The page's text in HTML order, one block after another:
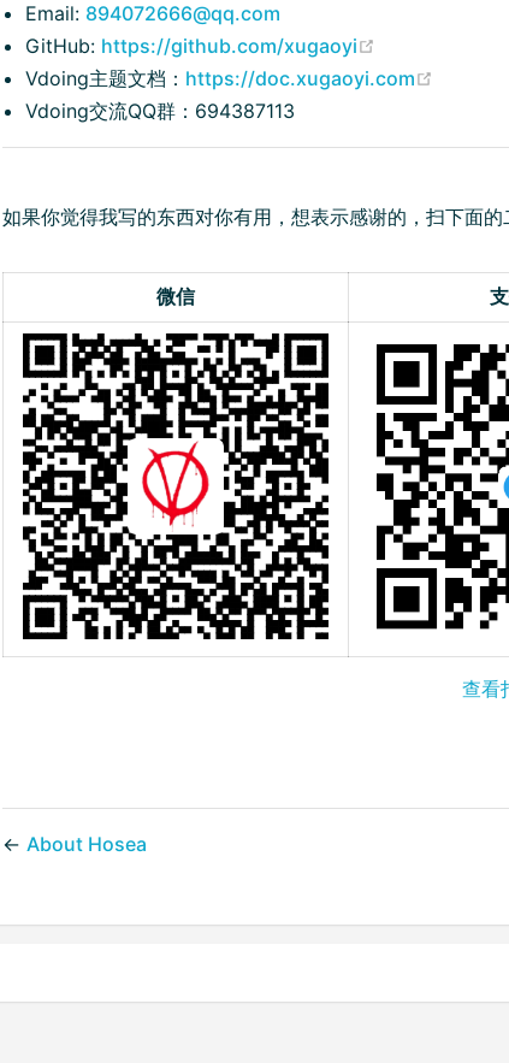
Email: 894072666@qq.com
GitHub: https://github.com/xugaoyi
Vdoing主题文档： https://doc.xugaoyi.com
Vdoing交流QQ群：694387113
如果你觉得我写的东西对你有用，想表示感谢的，扫下面的
微信
查看
← About Hosea